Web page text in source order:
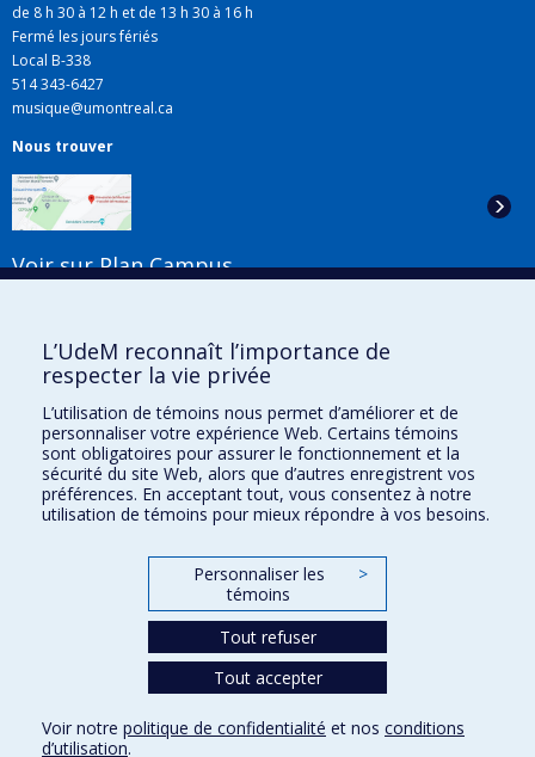
de 8 h 30 à 12 h et de 13 h 30 à 16 h
Fermé les jours fériés
Local B-338
514 343-6427
musique@umontreal.ca
Nous trouver
Voir sur Plan Campus
Liens utiles
Plan du site
Accessibilité
S'abonner à l'infolettre
Donner à la Faculté de musique
Conditions d’utilisation
L’UdeM reconnaît l’importance de
respecter la vie privée
L’utilisation de témoins nous permet d’améliorer et de
personnaliser votre expérience Web. Certains témoins
sont obligatoires pour assurer le fonctionnement et la
sécurité du site Web, alors que d’autres enregistrent vos
préférences. En acceptant tout, vous consentez à notre
utilisation de témoins pour mieux répondre à vos besoins.
Personnaliser les
témoins
>
Tout refuser
Tout accepter
Voir notre politique de confidentialité et nos conditions
d’utilisation.